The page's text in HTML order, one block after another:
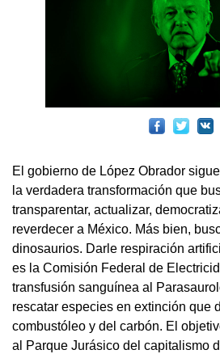
El gobierno de López Obrador
la verdadera transformación que
transparentar, actualizar,
reverdecer a México. Más bien,
dinosaurios. Darle respiración
es la Comisión Federal de
transfusión sanguínea al
rescatar especies en extinción que
combustóleo y del carbón. El
al Parque Jurásico del capitalismo